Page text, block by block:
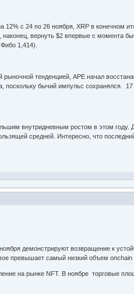
с 24 по 26 ноября, XRP в конечном
вернуть $2 впервые с момента
1,414).
тенденцией, APE начал
бычий импульс сохранялся.
внутридневным ростом в этом году.
средней. Интересно, что
демонстрируют возвращение к
превышает самый низкий объем onchain
на рынке NFT. В ноябре торговые